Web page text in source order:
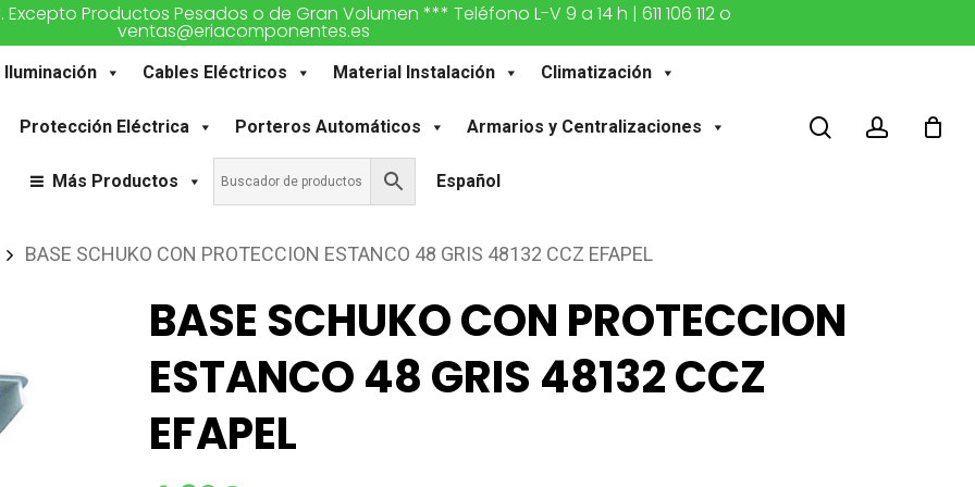
Productos Pesados o de Gran Volumen *** Teléfono L-V 9 a 14 h | 611 106 112 o
ventas@eriacomponentes.es
Iluminación Cables Eléctricos Material Instalación Climatización
Protección Eléctrica Porteros Automáticos Armarios y Centralizaciones
Más Productos Español
buscaraccount
BASE SCHUKO CON PROTECCION ESTANCO 48 GRIS 48132 CCZ EFAPEL
BASE SCHUKO CON PROTECCION
ESTANCO 48 GRIS 48132 CCZ
EFAPEL